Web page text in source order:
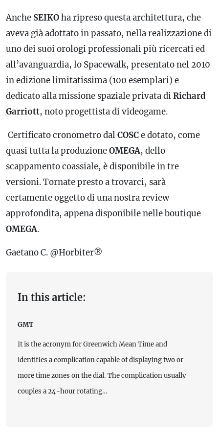
Anche SEIKOha ripreso questa architettura, che
aveva già adottato in passato, nella realizzazione di
uno dei suoi orologi professionali più ricercati ed
all’avanguardia, lo Spacewalk, presentato nel 2010
in edizione limitatissima (100 esemplari) e
dedicato alla missione spaziale privata diRichard
Garriott, noto progettista di videogame.
Certificato cronometro dalCOSCe dotato, come
quasi tutta la produzioneOMEGA, dello
scappamento coassiale, è disponibile in tre
versioni. Tornate presto a trovarci, sarà
certamente oggetto di una nostra review
approfondita, appena disponibile nelle boutique
OMEGA.
Gaetano C. @Horbiter®
In this article:
GMT
It is the acronym for Greenwich Mean Time and
identifies a complication capable of displaying two or
more time zones on the dial. The complication usually
couples a 24-hour rotating…